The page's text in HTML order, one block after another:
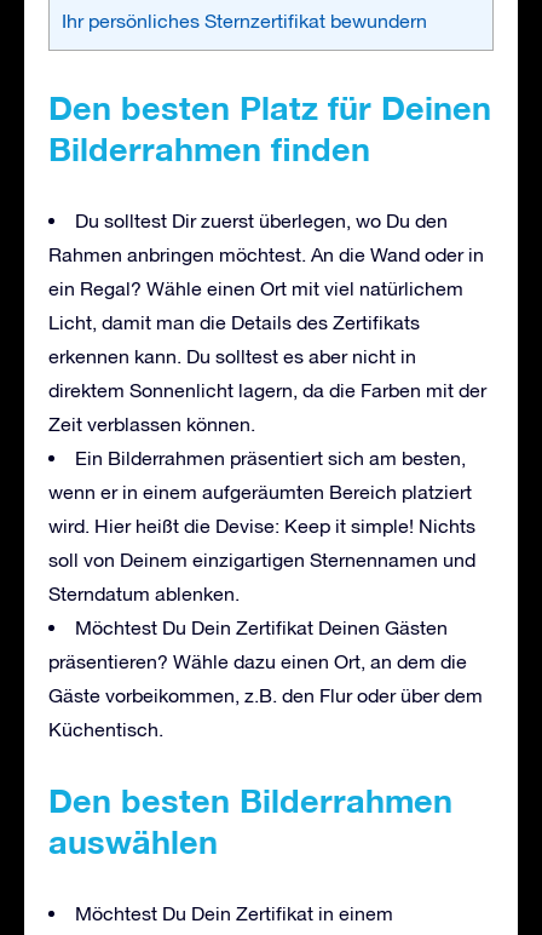
Ihr persönliches Sternzertifikat bewundern
Den besten Platz für Deinen
Bilderrahmen finden
Du solltest Dir zuerst überlegen, wo Du den
Rahmen anbringen möchtest. An die Wand oder in
ein Regal? Wähle einen Ort mit viel natürlichem
Licht, damit man die Details des Zertifikats
erkennen kann. Du solltest es aber nicht in
direktem Sonnenlicht lagern, da die Farben mit der
Zeit verblassen können.
Ein Bilderrahmen präsentiert sich am besten,
wenn er in einem aufgeräumten Bereich platziert
wird. Hier heißt die Devise: Keep it simple! Nichts
soll von Deinem einzigartigen Sternennamen und
Sterndatum ablenken.
Möchtest Du Dein Zertifikat Deinen Gästen
präsentieren? Wähle dazu einen Ort, an dem die
Gäste vorbeikommen, z.B. den Flur oder über dem
Küchentisch.
Den besten Bilderrahmen
auswählen
Möchtest Du Dein Zertifikat in einem